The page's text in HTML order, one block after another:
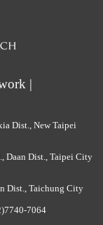
|
Dist., New Taipei
Daan Dist., Taipei City
Dist., Taichung City
7064